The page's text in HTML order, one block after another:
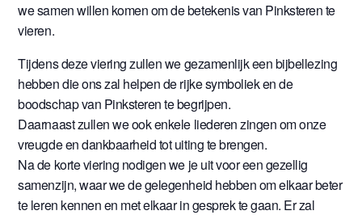
we samen willen komen om de betekenis van Pinksteren te
vieren.
Tijdens deze viering zullen we gezamenlijk een bijbellezing
hebben die ons zal helpen de rijke symboliek en de
boodschap van Pinksteren te begrijpen.
Daarnaast zullen we ook enkele liederen zingen om onze
vreugde en dankbaarheid tot uiting te brengen.
Na de korte viering nodigen we je uit voor een gezellig
samenzijn, waar we de gelegenheid hebben om elkaar beter
te leren kennen en met elkaar in gesprek te gaan. Er zal